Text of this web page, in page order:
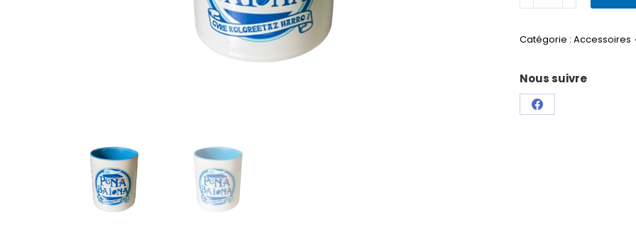
en
Pena
Baiona
Catégorie : Accessoires
Nous suivre
Partager